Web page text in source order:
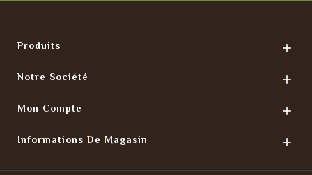
Produits 
Notre Société 
Mon Compte 
Informations De Magasin 